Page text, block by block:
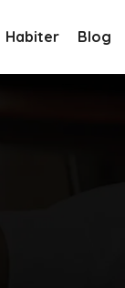
Habiter Blog